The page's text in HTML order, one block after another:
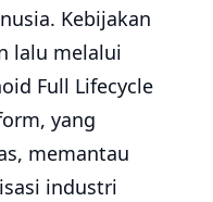
Kebijakan
lalu melalui
Full Lifecycle
yang
memantau
industri